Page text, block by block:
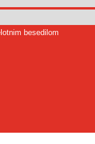
besedilom